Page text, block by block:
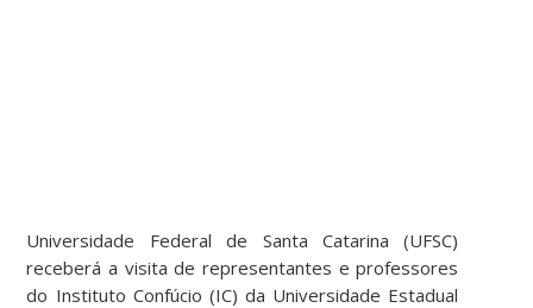
Universidade Federal de Santa Catarina (UFSC)
receberá a visita de representantes e professores
do Instituto Confúcio (IC) da Universidade Estadual